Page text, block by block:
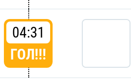
04:31
ГОЛ!!!